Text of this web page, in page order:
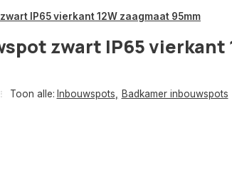
IP65 vierkant 12W zaagmaat 95mm
zwart IP65 vierkant
Toon alle: Inbouwspots Badkamer inbouwspots